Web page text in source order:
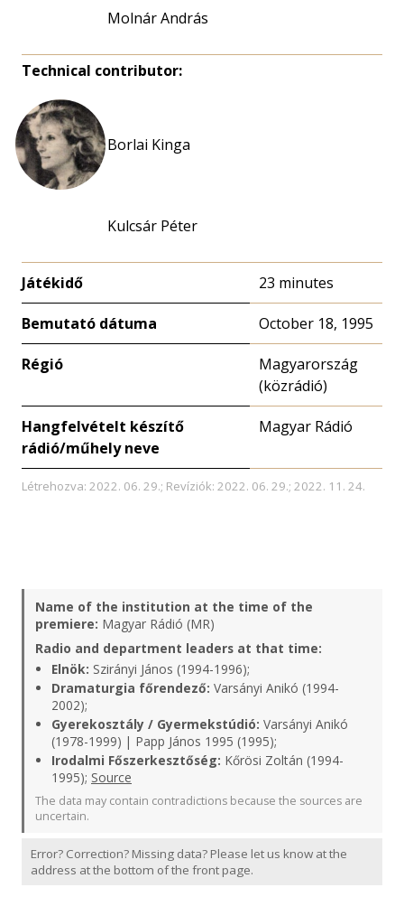
Molnár András
Technical contributor:
Borlai Kinga
Kulcsár Péter
Játékidő 23 minutes
Bemutató dátuma October 18, 1995
Régió
Magyarország
(közrádió)
Hangfelvételt készítő
rádió/műhely neve
Magyar Rádió
Létrehozva: 2022. 06. 29.; Revíziók: 2022. 06. 29.; 2022. 11. 24.
Name of the institution at the time of the
premiere: Magyar Rádió (MR)
Radio and department leaders at that time:
Elnök: Szirányi János (1994-1996);
Dramaturgia főrendező: Varsányi Anikó (1994-
2002);
Gyerekosztály / Gyermekstúdió: Varsányi Anikó
(1978-1999) | Papp János 1995 (1995);
Irodalmi Főszerkesztőség: Kőrösi Zoltán (1994-
1995); Source
The data may contain contradictions because the sources are
uncertain.
Error? Correction? Missing data? Please let us know at the
address at the bottom of the front page.